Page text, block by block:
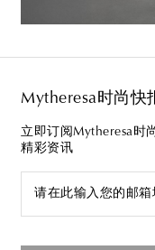
Mytheresa时尚快
立即订阅Mytheresa时
精彩资讯
请在此输入您的邮